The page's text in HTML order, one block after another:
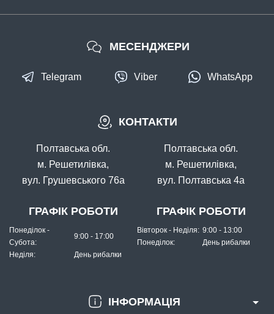
ІНФОРМАЦІЯ
КОНТАКТИ
Полтавська обл.
м. Решетилівка,
вул. Грушевського 76а
ГРАФІК РОБОТИ
Понеділок -
Субота:
9:00 - 17:00
Неділя: День рибалки
Полтавська обл.
м. Решетилівка,
вул. Полтавська 4а
ГРАФІК РОБОТИ
Вівторок - Неділя: 9:00 - 13:00
Понеділок:
День рибалки
МЕСЕНДЖЕРИ
Telegram Viber WhatsApp